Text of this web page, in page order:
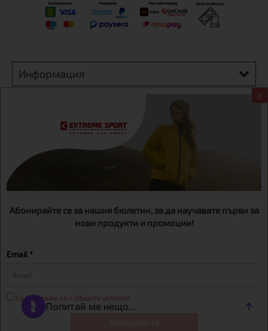
X
Абонирайте се за нашия бюлетин, за да научавате първи за
нови продукти и промоции!
Email *
Съгласявам се с Общите условия
Информация
Екстрем спорт ЕООД, BG131452613, административен адрес
гр.София,бул. Дондуков 42, тел.:+359 895461012